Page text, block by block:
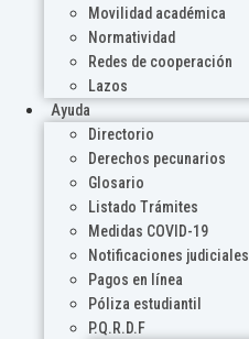
Movilidad académica
Normatividad
Redes de cooperación
Lazos
Ayuda
Directorio
Derechos pecunarios
Glosario
Listado Trámites
Medidas COVID-19
Notificaciones judiciales
Pagos en línea
Póliza estudiantil
P.Q.R.D.F